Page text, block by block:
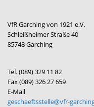
VfR Garching von 1921 e.V.
Schleißheimer Straße 40
85748 Garching
Tel. (089) 329 11 82
Fax (089) 326 27 659
E-Mail
geschaeftsstelle@vfr-